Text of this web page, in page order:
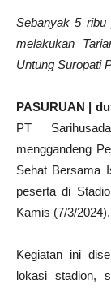
Sebanyak 5 ribu
melakukan
Untung Suropati
PASURUAN |
PT
menggandeng
Sehat Bersama
peserta di
Kamis (7/3/2024).
Kegiatan ini
lokasi stadion,